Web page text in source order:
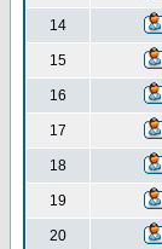
14
15
16
17
18
19
20